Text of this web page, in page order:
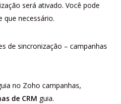
será ativado. Você pode
que necessário.
de sincronização – campanhas
no Zoho campanhas,
de CRM guia.